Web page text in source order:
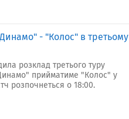
- "Колос" в третьому
розклад третього туру
прийматиме "Колос" у
розпочнеться о 18:00.